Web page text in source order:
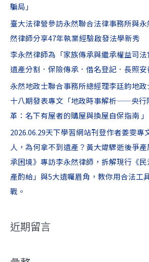
騙局」
臺大法律營參訪永然聯合法律事務所與
然律師分享47年執業經驗啟發法學新秀
李永然律師為「家族傳承與繼承權益司
遺產分割．保險傳承．借名登記．長照
永然地政士聯合事務所總經理李廷鈞地
十八期發表專文「地政時事解析——央行
革：名下有屋者的購屋與換屋自保指南 」
2026.06.29天下學習網站刊登作者姜雯專
人，為何拿不到遺產？黃大煒驟逝後爭
承困境》專訪李永然律師，拆解現行《
產酌給」與5大遺囑眉角，教你用合法工
戰。
近期留言